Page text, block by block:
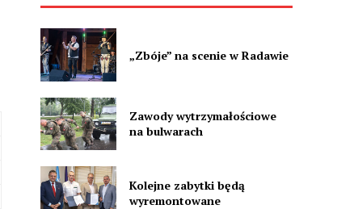
„Zbóje” na scenie w Radawie
Zawody wytrzymałościowe
na bulwarach
Kolejne zabytki będą
wyremontowane